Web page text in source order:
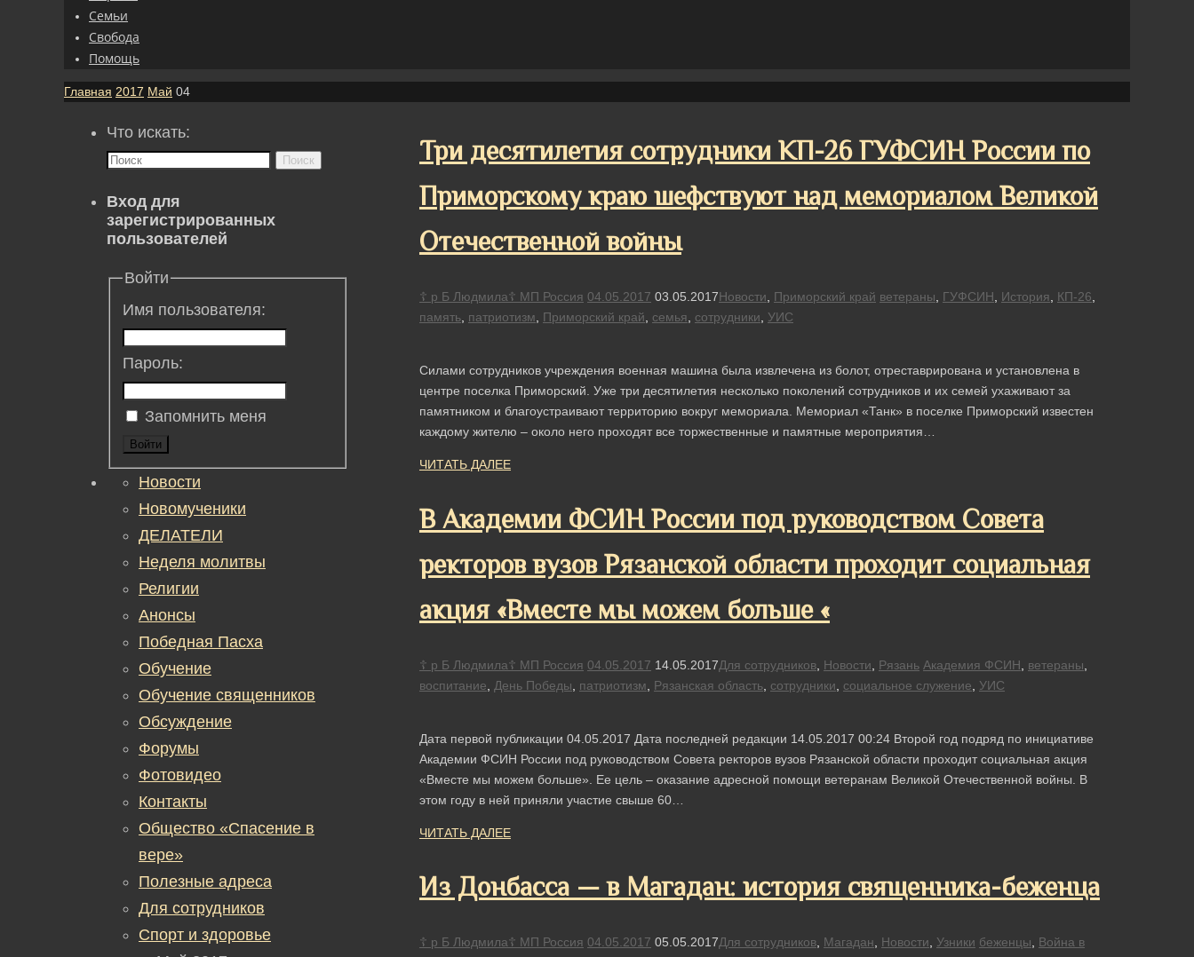
Семьи
Свобода
Помощь
Главная 2017 Май 04
Три десятилетия сотрудники КП-26 ГУФСИН России по
Приморскому краю шефствуют над мемориалом Великой
Отечественной войны
☦ р Б Людмила☦ МП Россия 04.05.2017 03.05.2017Новости Приморский край ветераны ГУФСИН История КП-26
память патриотизм Приморский край семья сотрудники УИС
Силами сотрудников учреждения военная машина была извлечена из болот, отреставрирована и установлена в
центре поселка Приморский. Уже три десятилетия несколько поколений сотрудников и их семей ухаживают за
памятником и благоустраивают территорию вокруг мемориала. Мемориал «Танк» в поселке Приморский известен
каждому жителю – около него проходят все торжественные и памятные мероприятия…
ЧИТАТЬ ДАЛЕЕ
В Академии ФСИН России под руководством Совета
ректоров вузов Рязанской области проходит социальная
акция «Вместе мы можем больше «
☦ р Б Людмила☦ МП Россия 04.05.2017 14.05.2017Для сотрудников Новости Рязань Академия ФСИН ветераны
воспитание
День Победы патриотизм Рязанская область сотрудники социальное служение УИС
Дата первой публикации 04.05.2017 Дата последней редакции 14.05.2017 00:24 Второй год подряд по инициативе
Академии ФСИН России под руководством Совета ректоров вузов Рязанской области проходит социальная акция
«Вместе мы можем больше». Ее цель – оказание адресной помощи ветеранам Великой Отечественной войны. В
этом году в ней приняли участие свыше 60…
ЧИТАТЬ ДАЛЕЕ
Из Донбасса — в Магадан: история священника-беженца
☦ р Б Людмила☦ МП Россия 04.05.2017 05.05.2017Для сотрудников, Магадан, Новости, Узники беженцы, Война в
Что искать:
Поиск
Вход для
зарегистрированных
пользователей
Войти
Имя пользователя:
Пароль:
Запомнить меня
Войти
Новости
Новомученики
ДЕЛАТЕЛИ
Неделя молитвы
Религии
Анонсы
Победная Пасха
Обучение
Обучение священников
Обсуждение
Форумы
Фотовидео
Контакты
Общество «Спасение в
вере»
Полезные адреса
Для сотрудников
Спорт и здоровье